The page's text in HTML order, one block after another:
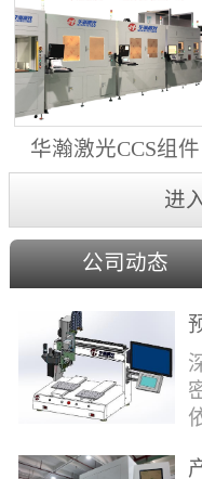
华瀚激光CCS组件
动生产线（横向
进
公司动态